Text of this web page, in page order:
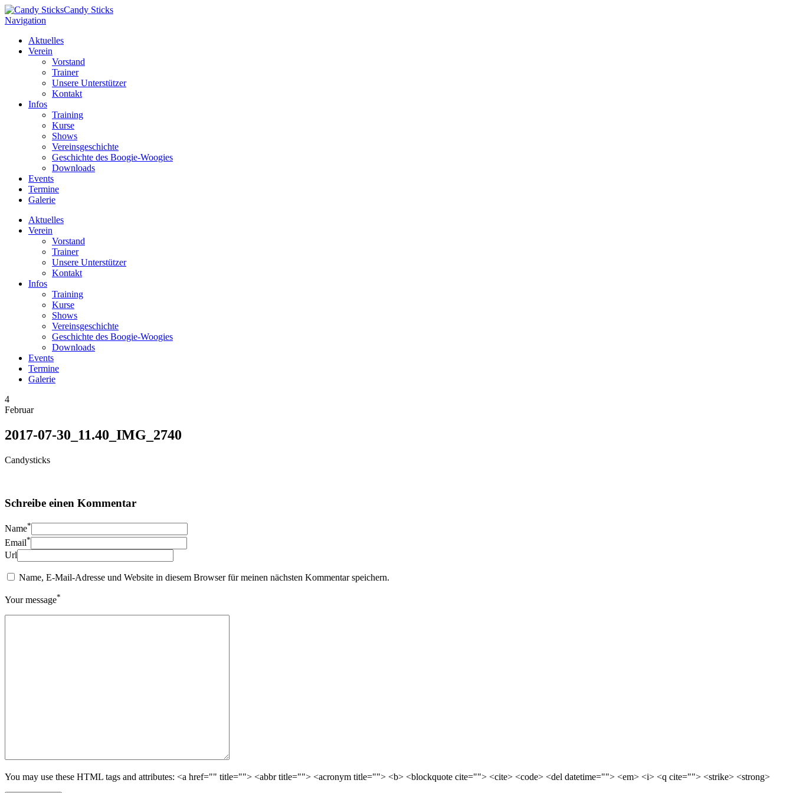
Candy Sticks
Navigation
Aktuelles
Verein
Vorstand
Trainer
Unsere Unterstützer
Kontakt
Infos
Training
Kurse
Shows
Vereinsgeschichte
Geschichte des Boogie-Woogies
Downloads
Events
Termine
Galerie
Aktuelles
Verein
Vorstand
Trainer
Unsere Unterstützer
Kontakt
Infos
Training
Kurse
Shows
Vereinsgeschichte
Geschichte des Boogie-Woogies
Downloads
Events
Termine
Galerie
4
Februar
2017-07-30_11.40_IMG_2740
Candysticks
Schreibe einen Kommentar
Name*
Email*
Url
Name, E-Mail-Adresse und Website in diesem Browser für meinen nächsten Kommentar speichern.
Your message*
You may use these HTML tags and attributes: <a href="" title=""> <abbr title=""> <acronym title=""> <b> <blockquote cite=""> <cite> <code> <del datetime=""> <em> <i> <q cite=""> <strike> <strong>